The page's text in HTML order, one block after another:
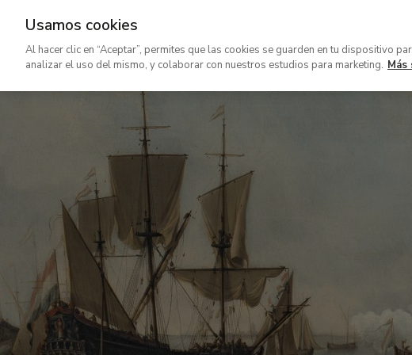
contenido
Usamos cookies
Al hacer clic en “Aceptar”, permites que las cookies se guarden en tu dispositivo
analizar el uso del mismo, y colaborar con nuestros estudios para marketing.